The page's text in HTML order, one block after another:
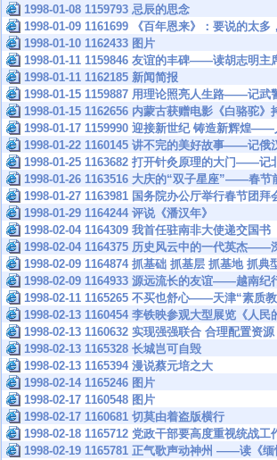
1998-01-08 1159793 忌辰的思念
1998-01-09 1161699 《百年恩来》：要说的太多
1998-01-10 1162433 图片
1998-01-11 1159846 友谊的丰碑——读胡志明主
1998-01-11 1162185 新闻简报
1998-01-15 1159887 用理论照亮人生路——记武
1998-01-15 1162656 内蒙古获赠电影《白骆驼》
1998-01-17 1159990 迎接新世纪 铸造新辉煌
1998-01-22 1160145 讲不完的美好故事——记俄
1998-01-25 1163682 打开针灸原理的大门——记
1998-01-26 1163516 大庆的“双子星座”——春节
1998-01-27 1163981 国务院办公厅举行春节团
1998-01-29 1164244 评说《潘汉年》
1998-02-04 1164309 我首任驻南非大使递交国书
1998-02-04 1164375 历史风云中的一代英杰——
1998-02-09 1164874 抓基础 抓基层 抓基地 抓
1998-02-09 1164933 源远流长的友谊——越南纪
1998-02-11 1165265 不买也舒心——天津“素质
1998-02-13 1160454 李铁映参观大型展览《人民
1998-02-13 1160632 实现强强联合 合理配置资
1998-02-13 1165328 长城岂可自毁
1998-02-13 1165394 漫说蔡元培之大
1998-02-14 1165246 图片
1998-02-17 1160548 图片
1998-02-17 1160681 切莫由着盗版横行
1998-02-18 1165712 党政干部要高度重视统战工
1998-02-19 1165781 正气歌声动神州 ——读《缅